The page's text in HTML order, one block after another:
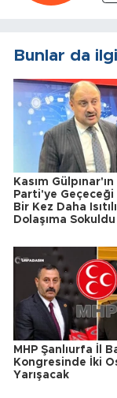
Bunlar da
Kasım
Parti'ye Geçeceği
Bir Kez Daha
Dolaşıma Sokuldu
MHP Şanlıurfa İl
Kongresinde İki
Yarışacak